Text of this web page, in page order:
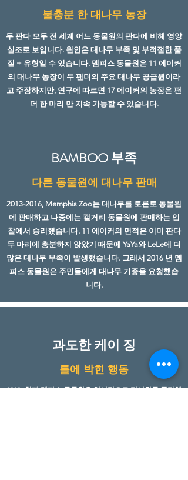
불충분 한 대나무 농장
두 판다 모두 전 세계 어느 동물원의 판다에 비해 영양
실조로 보입니다. 원인은 대나무 부족 및 부적절한 품
질 + 유형일 수 있습니다. 멤피스 동물원은 11 에이커
의 대나무 농장이 두 팬더의 주요 대나무 공급원이라
고 주장하지만, 연구에 따르면 17 에이커의 농장은 팬
더 한 마리 만 지속 가능할 수 있습니다.
BAMBOO 부족
다른 동물원에 대나무 판매
2013-2016, Memphis Zoo는 대나무를 토론토 동물원
에 판매하고 나중에는 캘거리 동물원에 판매하는 입
찰에서 승리했습니다. 11 에이커의 면적은 이미 판다
두 마리에 충분하지 않았기 때문에 YaYa와 LeLe에 더
많은 대나무 부족이 발생했습니다. 그래서 2016 년 멤
피스 동물원은 주민들에게 대나무 기증을 요청했습
니다.
과도한 케이 징
틀에 박힌 행동
2020- 현재 멤피스 동물원은 일시적으로 전시회를 중단했